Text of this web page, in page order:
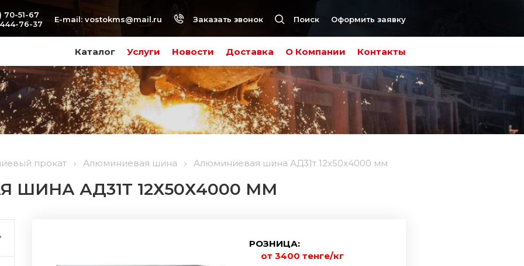
Каталог Услуги Новости Доставка О Компании Контакты
70-51-67
76-37
E-mail: vostokms@mail.ru Заказать звонок Поиск Оформить заявку
прокат Алюминиевая шина Алюминиевая шина АД31т 12х50х4000 мм
АД31Т 12Х50Х4000 ММ
РОЗНИЦА:
от 3400 тенге/кг